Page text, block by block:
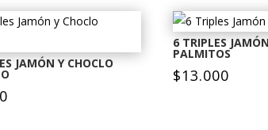
JAMÓN Y CHOCLO
6 TRIPLES
PALMITOS
$13.000